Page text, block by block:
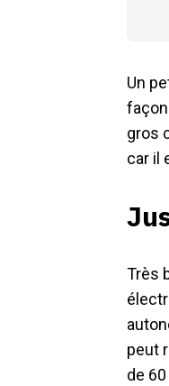
Un
gros
car il
Très
peut
de